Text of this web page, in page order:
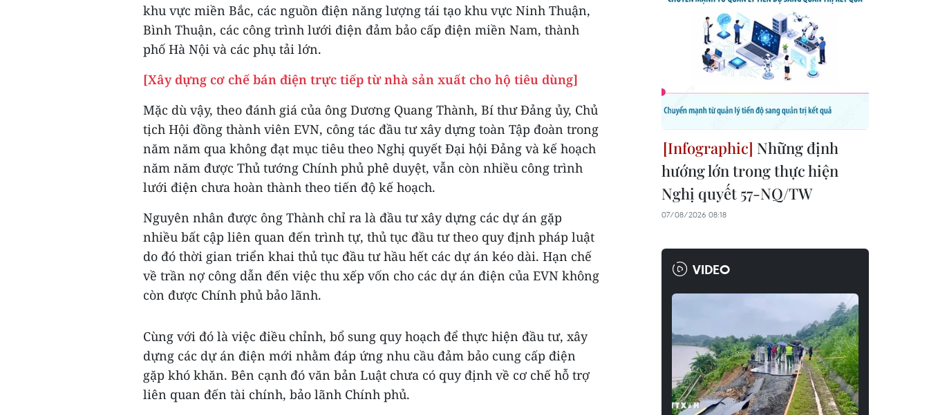
khu vực miền Bắc, các nguồn điện năng lượng tái tạo khu vực Ninh Thuận,
Bình Thuận, các công trình lưới điện đảm bảo cấp điện miền Nam, thành
phố Hà Nội và các phụ tải lớn.
[Xây dựng cơ chế bán điện trực tiếp từ nhà sản xuất cho hộ tiêu dùng]
Mặc dù vậy, theo đánh giá của ông Dương Quang Thành, Bí thư Đảng ủy, Chủ
tịch Hội đồng thành viên EVN, công tác đầu tư xây dựng toàn Tập đoàn trong
năm năm qua không đạt mục tiêu theo Nghị quyết Đại hội Đảng và kế hoạch
năm năm được Thủ tướng Chính phủ phê duyệt, vẫn còn nhiều công trình
lưới điện chưa hoàn thành theo tiến độ kế hoạch.
Nguyên nhân được ông Thành chỉ ra là đầu tư xây dựng các dự án gặp
nhiều bất cập liên quan đến trình tự, thủ tục đầu tư theo quy định pháp luật
do đó thời gian triển khai thủ tục đầu tư hầu hết các dự án kéo dài. Hạn chế
về trần nợ công dẫn đến việc thu xếp vốn cho các dự án điện của EVN không
còn được Chính phủ bảo lãnh.
Cùng với đó là việc điều chỉnh, bổ sung quy hoạch để thực hiện đầu tư, xây
dựng các dự án điện mới nhằm đáp ứng nhu cầu đảm bảo cung cấp điện
gặp khó khăn. Bên cạnh đó văn bản Luật chưa có quy định về cơ chế hỗ trợ
liên quan đến tài chính, bảo lãnh Chính phủ.
Những định
hướng lớn trong thực hiện
Nghị quyết 57-NQ/TW
07/08/2026 08:18
VIDEO